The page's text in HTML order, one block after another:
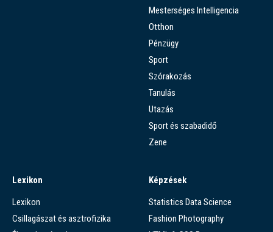
Mesterséges Intelligencia
Otthon
Pénzügy
Sport
Szórakozás
Tanulás
Utazás
Sport és szabadidő
Zene
Lexikon
Lexikon
Csillagászat és asztrofizika
Képzések
Statistics Data Science
Fashion Photography